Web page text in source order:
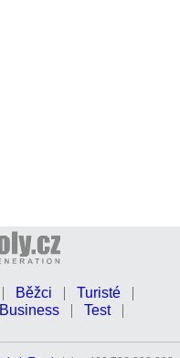
Běžci
Turisté
Business
Test